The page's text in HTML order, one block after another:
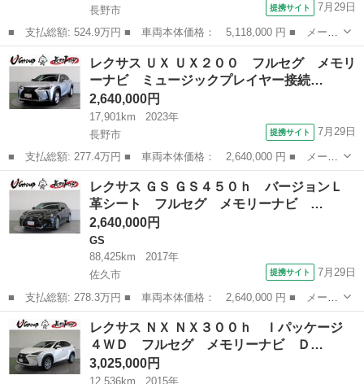
長野市
提携サイト 7月29日
■ 支払総額: 524.9万円 ■ 車両本体価格： 5,118,000 円 ■ メーカ
ー名： レクサス ■ 車種名： ＮＸ ■ グレード名： ＮＸ３５０
ｈ バージョンＬ ４ＷＤ 純正１４型ナビ機能付きディスプレイオ
ーディオ...
長野 長野市 レクサス
レクサス ＵＸ ＵＸ２００ フルセグ メモリ
ーナビ ミュージックプレイヤー接続…
2,640,000円
17,901km
2023年
長野市
提携サイト 7月29日
■ 支払総額: 277.4万円 ■ 車両本体価格： 2,640,000 円 ■ メーカ
ー名： レクサス ■ 車種名： ＵＸ ■ グレード名： ＵＸ２０
０ フルセグ メモリーナビ ミュージックプレイヤー接続可 バッ
クカメラ ...
長野 長野市 レクサス
レクサス ＧＳ ＧＳ４５０ｈ バージョンＬ
革シート フルセグ メモリーナビ …
2,640,000円
GS
88,425km
2017年
佐久市
提携サイト 7月29日
■ 支払総額: 278.3万円 ■ 車両本体価格： 2,640,000 円 ■ メーカ
ー名： レクサス ■ 車種名： ＧＳ ■ グレード名： ＧＳ４５０
ｈ バージョンＬ 革シート フルセグ メモリーナビ ＤＶＤ再
生 ミュー...
長野 佐久市 GS
レクサス ＮＸ ＮＸ３００ｈ Ｉパッケージ
４ＷＤ フルセグ メモリーナビ Ｄ…
3,025,000円
12,536km
2015年